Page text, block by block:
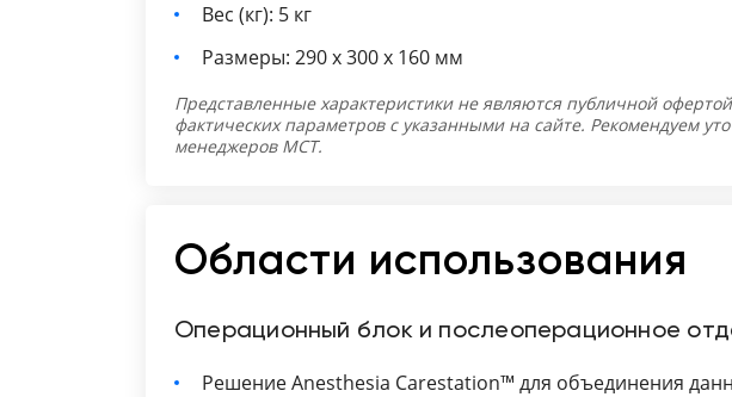
Вес (кг): 5 кг
Размеры: 290 х 300 х 160 мм
Представленные характеристики не являются публичной
фактических параметров с указанными на сайте. Рекомендуем
менеджеров МСТ.
Области использования
Операционный блок и послеоперационное
Решение Anesthesia Carestation™ для объединения